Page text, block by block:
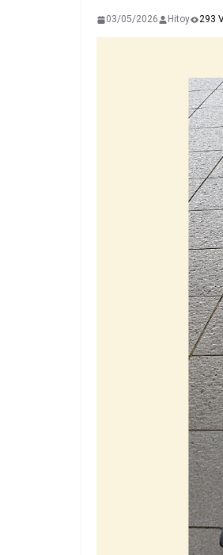
03/05/2026 Hitoy 293